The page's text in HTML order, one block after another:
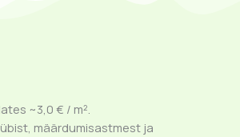
~3,0 € / m².
määrdumisastmest ja